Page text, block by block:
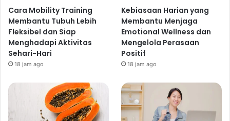
Cara Mobility Training
Membantu Tubuh Lebih
Fleksibel dan Siap
Menghadapi Aktivitas
Sehari-Hari
18 jam ago
Kebiasaan Harian yang
Membantu Menjaga
Emotional Wellness dan
Mengelola Perasaan
Positif
18 jam ago